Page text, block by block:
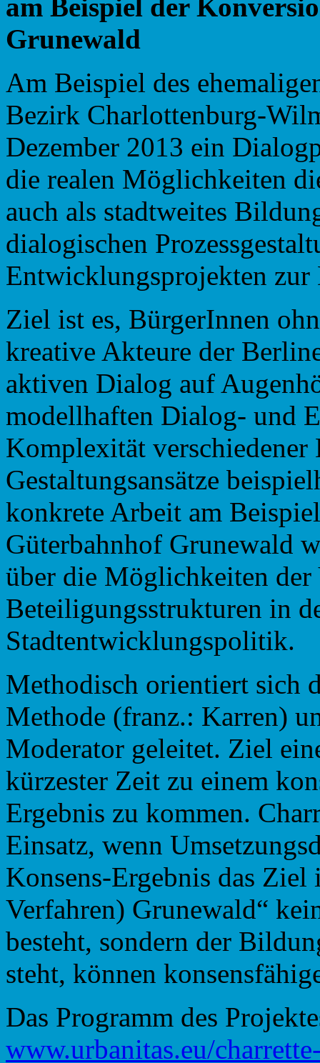
am Beispiel der
Grunewald
Am Beispiel des
Bezirk Charlottenburg-
Dezember 2013 ein
die realen Möglichkeiten
auch als stadtweites
dialogischen
Entwicklungsprojekten zur
Ziel ist es, BürgerInnen
kreative Akteure der
aktiven Dialog auf
modellhaften Dialog- und
Komplexität verschiedener
Gestaltungsansätze
konkrete Arbeit am
Güterbahnhof Grunewald
über die Möglichkeiten
Beteiligungsstrukturen in
Stadtentwicklungspolitik.
Methodisch orientiert sich
Methode (franz.: Karren)
Moderator geleitet. Ziel
kürzester Zeit zu einem
Ergebnis zu kommen.
Einsatz, wenn
Konsens-Ergebnis das
Verfahren) Grunewald“
besteht, sondern der
steht, können
Das Programm des
www.urbanitas.eu/